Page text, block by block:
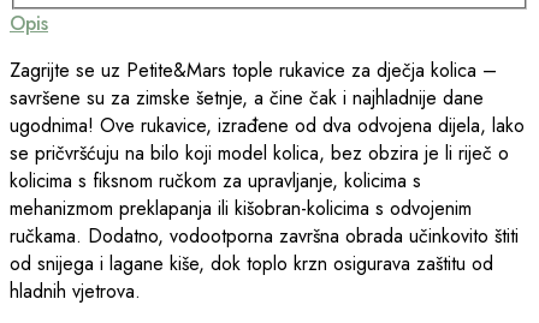
Opis
Zagrijte se uz Petite&Mars tople rukavice za dječja kolica –
savršene su za zimske šetnje, a čine čak i najhladnije dane
ugodnima! Ove rukavice, izrađene od dva odvojena dijela, lako
se pričvršćuju na bilo koji model kolica, bez obzira je li riječ o
kolicima s fiksnom ručkom za upravljanje, kolicima s
mehanizmom preklapanja ili kišobran-kolicima s odvojenim
ručkama. Dodatno, vodootporna završna obrada učinkovito štiti
od snijega i lagane kiše, dok toplo krzn osigurava zaštitu od
hladnih vjetrova.